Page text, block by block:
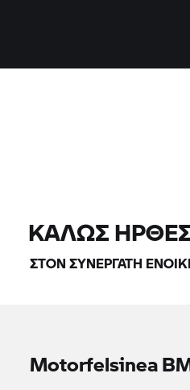
ΚΑΛΏΣ
ΣΤΟΝ ΣΥΝΕΡΓΆΤΗ
Motorfelsinea